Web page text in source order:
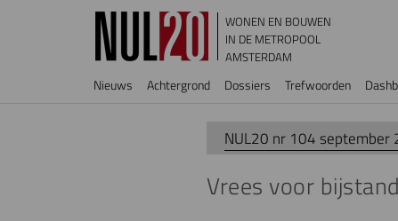
Overslaan en naar de inhoud gaan
WONEN EN BOUWEN
IN DE METROPOOL
AMSTERDAM
Hoofdnavigatie
Nieuws Achtergrond Dossiers Trefwoorden
NUL20 nr 104 september
Vrees voor